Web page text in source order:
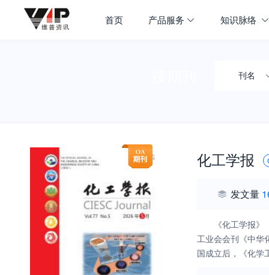
首页 产品服务 知识脉络
刊名
化工学报
发文量
《化工学报》（月
工业会会刊《中华
国成立后，《化学